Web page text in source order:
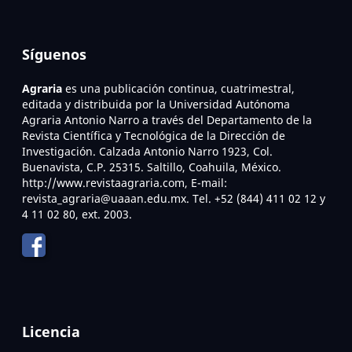
Síguenos
Agraria es una publicación continua, cuatrimestral,
editada y distribuida por la Universidad Autónoma
Agraria Antonio Narro a través del Departamento de la
Revista Científica y Tecnológica de la Dirección de
Investigación. Calzada Antonio Narro 1923, Col.
Buenavista, C.P. 25315. Saltillo, Coahuila, México.
http://www.revistaagraria.com, E-mail:
revista_agraria@uaaan.edu.mx. Tel. +52 (844) 411 02 12 y
4 11 02 80, ext. 2003.
Licencia